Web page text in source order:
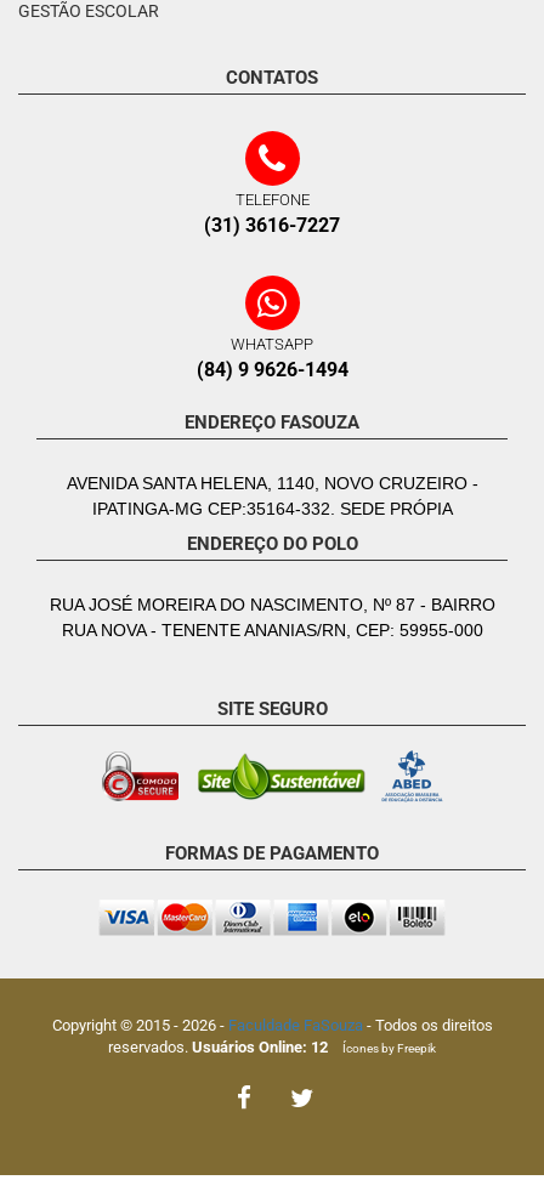
GESTÃO ESCOLAR
CONTATOS
TELEFONE
(31) 3616-7227
WHATSAPP
(84) 9 9626-1494
ENDEREÇO FASOUZA
AVENIDA SANTA HELENA, 1140, NOVO CRUZEIRO -
IPATINGA-MG CEP:35164-332. SEDE PRÓPIA
ENDEREÇO DO POLO
RUA JOSÉ MOREIRA DO NASCIMENTO, Nº 87 - BAIRRO
RUA NOVA - TENENTE ANANIAS/RN, CEP: 59955-000
SITE SEGURO
FORMAS DE PAGAMENTO
Copyright © 2015 - 2026- Faculdade FaSouza- Todos os direitos
reservados. Usuários Online: 12 Ícones by Freepik